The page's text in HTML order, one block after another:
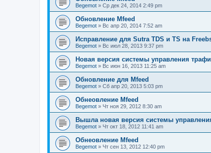
Begemot » Ср дек 24, 2014 2:49 pm
Обновление Mfeed
Begemot » Вс апр 20, 2014 7:52 am
Исправление для Sutra TDS и TS на
Begemot » Вс июл 28, 2013 9:37 pm
Новая версия системы управления
Begemot » Вс июн 16, 2013 11:25 am
Обновление для Mfeed
Begemot » Сб апр 20, 2013 5:03 pm
Обнеовление Mfeed
Begemot » Чт ноя 29, 2012 8:30 am
Вышла новая версия системы
Begemot » Чт окт 18, 2012 11:41 am
Обнеовление Mfeed
Begemot » Чт сен 13, 2012 12:40 pm